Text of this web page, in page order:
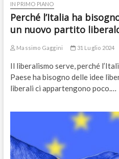
IN PRIMO PIANO
Perché l’Italia ha
un nuovo partito
Massimo Gaggini 31 Luglio 2024
Il liberalismo serve, perché
Paese ha bisogno delle idee
liberali ci appartengono poco.…